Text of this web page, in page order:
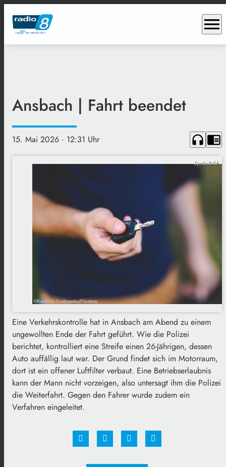
menu
Ansbach | Fahrt beendet
15. Mai 2026 · 12:31 Uhr headphones chrome_reader_mode
Symbolbild
Eine Verkehrskontrolle hat in Ansbach am Abend zu einem
ungewollten Ende der Fahrt geführt. Wie die Polizei
berichtet, kontrolliert eine Streife einen 26-Jährigen, dessen
Auto auffällig laut war. Der Grund findet sich im Motorraum,
dort ist ein offener Luftfilter verbaut. Eine Betriebserlaubnis
kann der Mann nicht vorzeigen, also untersagt ihm die Polizei
die Weiterfahrt. Gegen den Fahrer wurde zudem ein
Verfahren eingeleitet.